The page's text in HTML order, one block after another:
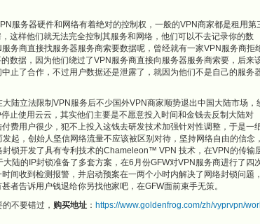
服务器硬件和网络有着绝对的控制权，一般的VPN商家都是租用第
这样他们就无法完全控制其服务和网络，他们可以不去记录你的数
务商直接找服务器服务商索要数据呢，曾经就有一家VPN服务商拒
数据，因为他们绕过了VPN服务商直接向服务器服务商索要，后来
止了合作，不过用户数据还是泄露了，就因为他们不是自己的服务
陆立法限制VPN服务后不少国外VPN商家顺势退出中国大陆市场，
止使用云云，其实他们主要是不愿意投入时间和金钱去反制大陆对
费用户很少，犯不上投入这钱去研发技术加强针对性调整，于是一
起，创始人坚信网络流量不应该被区别对待，坚持网络自由的信念，
锁开发了具有专利技术的Chameleon™ VPN 技术，在VPN的传输
陆的IP封锁准备了多套方案，在6月份GFW对VPN服务商进行了四
间收到检测报警，并启动预案在一两个小时内解决了网络封锁问题，
者告诉用户钱退给你另找他家吧，在GFW面前束手无策。
不要错过， 购买地址 ： https://www.goldenfrog.com/zh/vyprvpn/